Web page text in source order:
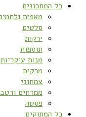
כל המתכונים
מאפים
סלטים
ירקות
תוספות
מנות עיקריות
מרקים
צמחוני
ממרחים
פסטה
כל המתוקים